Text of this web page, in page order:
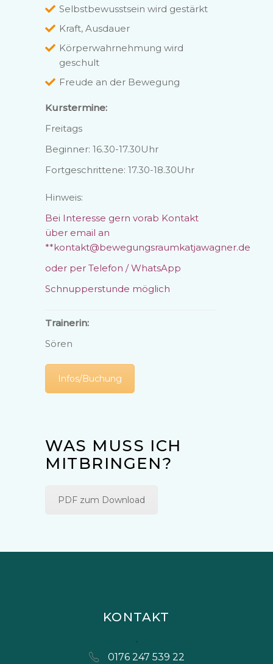
Selbstbewusstsein wird gestärkt
Kraft, Ausdauer
Körperwahrnehmung wird
geschult
Freude an der Bewegung
Kurstermine:
Freitags
Beginner: 16.30-17.30Uhr
Fortgeschrittene: 17.30-18.30Uhr
Hinweis:
Bei Interesse gern vorab Kontakt
über email an
**kontakt@bewegungsraumkatjawagner.de
oder per Telefon / WhatsApp
Schnupperstunde möglich
Trainerin:
Sören
Infos/Buchung
WAS MUSS ICH
MITBRINGEN?
PDF zum Download
KONTAKT
0176 247 539 22